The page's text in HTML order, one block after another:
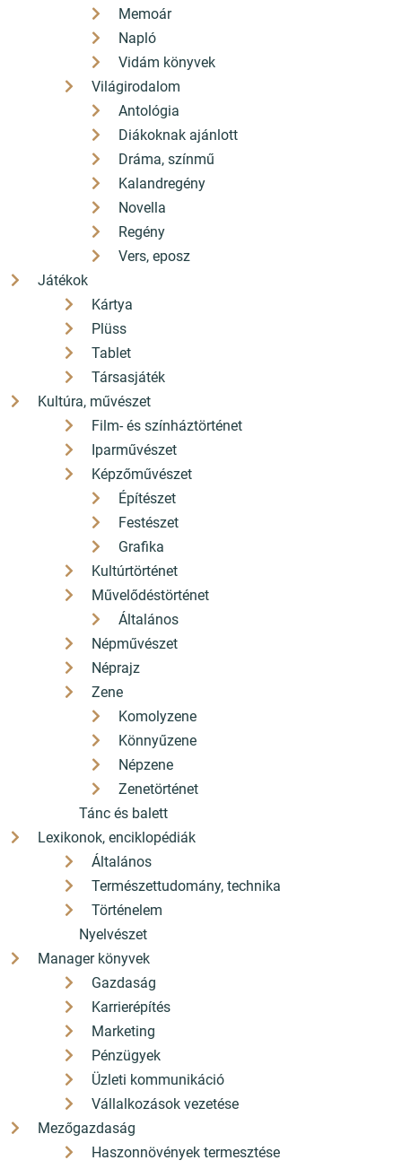
Memoár
Napló
Vidám könyvek
Világirodalom
Antológia
Diákoknak ajánlott
Dráma, színmű
Kalandregény
Novella
Regény
Vers, eposz
Játékok
Kártya
Plüss
Tablet
Társasjáték
Kultúra, művészet
Film- és színháztörténet
Iparművészet
Képzőművészet
Építészet
Festészet
Grafika
Kultúrtörténet
Művelődéstörténet
Általános
Népművészet
Néprajz
Zene
Komolyzene
Könnyűzene
Népzene
Zenetörténet
Tánc és balett
Lexikonok, enciklopédiák
Általános
Természettudomány, technika
Történelem
Nyelvészet
Manager könyvek
Gazdaság
Karrierépítés
Marketing
Pénzügyek
Üzleti kommunikáció
Vállalkozások vezetése
Mezőgazdaság
Haszonnövények termesztése